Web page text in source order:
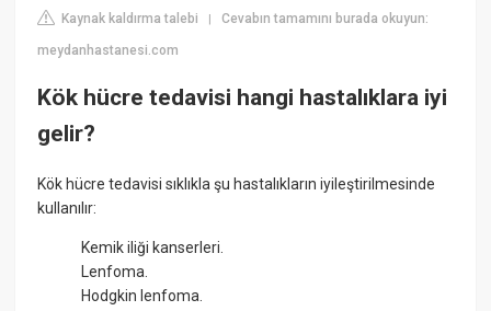
Kaynak kaldırma talebi |Cevabın tamamını burada okuyun:
meydanhastanesi.com
Kök hücre tedavisi hangi hastalıklara iyi
gelir?
Kök hücre tedavisi sıklıkla şu hastalıkların iyileştirilmesinde
kullanılır:
Kemik iliği kanserleri.
Lenfoma.
Hodgkin lenfoma.